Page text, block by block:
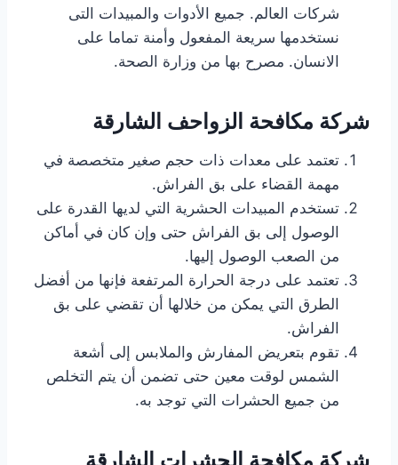
شركات العالم. جميع الأدوات والمبيدات التى
نستخدمها سريعة المفعول وأمنة تماما على
الانسان. مصرح بها من وزارة الصحة.
شركة مكافحة الزواحف الشارقة
تعتمد على معدات ذات حجم صغير متخصصة في
مهمة القضاء على بق الفراش.
تستخدم المبيدات الحشرية التي لديها القدرة على
الوصول إلى بق الفراش حتى وإن كان في أماكن
من الصعب الوصول إليها.
تعتمد على درجة الحرارة المرتفعة فإنها من أفضل
الطرق التي يمكن من خلالها أن تقضي على بق
الفراش.
تقوم بتعريض المفارش والملابس إلى أشعة
الشمس لوقت معين حتى تضمن أن يتم التخلص
من جميع الحشرات التي توجد به.